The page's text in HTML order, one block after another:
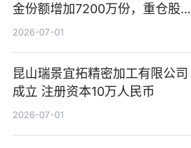
金份额增加7200万份，重仓股新
易盛、中际旭创、立讯精密
2026-07-01
昆山瑞景宜拓精密加工有限公司
成立 注册资本10万人民币
2026-07-01